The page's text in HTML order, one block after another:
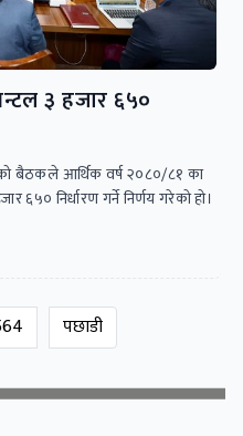
३ हजार ६५०
बैठकले आर्थिक वर्ष २०८०/८१ का
६५० निर्धारण गर्ने निर्णय गरेकाे हाे।
पछाडी